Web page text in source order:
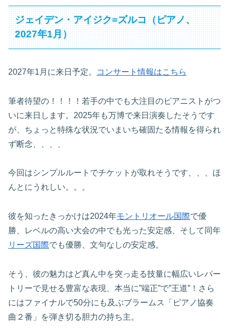
ジェイデン・アイジク=ズルコ（ピアノ、
2027年1月）
2027年1月に来日予定。 コンサート情報はこちら
筆者待望の！！！！若手の中でも大注目のピアニストがつ
いに来日します。2025年も万博で来日演奏したそうです
が、ちょっと特殊な状況でいまいち確固たる情報を得られ
ず断念、、、、
今回はシンプルルートでチケットが取れそうです、、、ほ
んとにうれしい。。。
彼を知ったきっかけは2024年モントリオール国際で優
勝、レベルの高い大会の中でも光った安定感、そして同年
リーズ国際でも優勝、文句なしの安定感。
そう、彼の魅力はど真ん中を突っ走る技量に幅広いレパー
トリーで見せる豊富な表現、本当に”端正”で”王道”！さら
にはファイナルで50分にも及ぶブラームス「ピアノ協奏
曲２番」を弾き切る胆力の持ち主。